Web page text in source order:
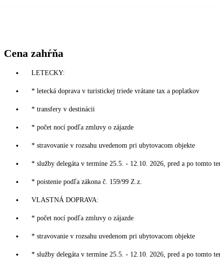
Cena zahŕňa
LETECKY:
* letecká doprava v turistickej triede vrátane tax a poplatkov
* transfery v destinácii
* počet nocí podľa zmluvy o zájazde
* stravovanie v rozsahu uvedenom pri ubytovacom objekte
* služby delegáta v termíne 25.5. - 12.10. 2026, pred a po tomto
* poistenie podľa zákona č. 159/99 Z.z.
VLASTNÁ DOPRAVA:
* počet nocí podľa zmluvy o zájazde
* stravovanie v rozsahu uvedenom pri ubytovacom objekte
* služby delegáta v termíne 25.5. - 12.10. 2026, pred a po tomto